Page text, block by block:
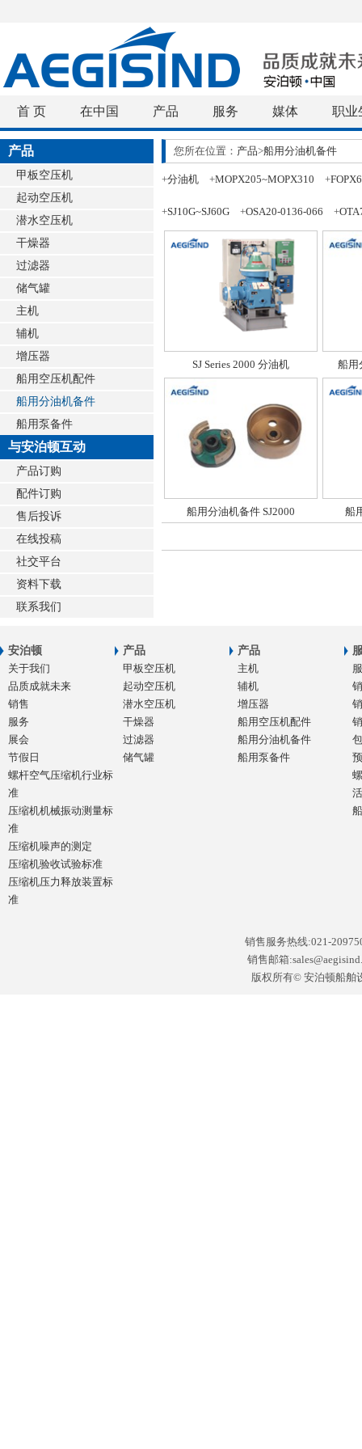
首 页 在中国 产品 服务 媒体 职业
产品
甲板空压机
起动空压机
潜水空压机
干燥器
过滤器
储气罐
主机
辅机
增压器
船用空压机配件
船用分油机备件
船用泵备件
与安泊顿互动
产品订购
配件订购
售后投诉
在线投稿
社交平台
资料下载
联系我们
您所在位置： 产品>船用分油机备件
+分油机 +MOPX205~MOPX310 +
+SJ10G~SJ60G +OSA20-0136-066 +
SJ Series 2000 分油机 船用
船用分油机备件 SJ2000 船
安泊顿
关于我们
品质成就未来
销售
服务
展会
节假日
螺杆空气压缩机行业标
准
压缩机机械振动测量标
准
压缩机噪声的测定
压缩机验收试验标准
压缩机压力释放装置标
准
产品
甲板空压机
起动空压机
潜水空压机
干燥器
过滤器
储气罐
产品
主机
辅机
增压器
船用空压机配件
船用分油机备件
船用泵备件
销售服务热线:021-
销售邮箱
版权所有© 安泊顿船